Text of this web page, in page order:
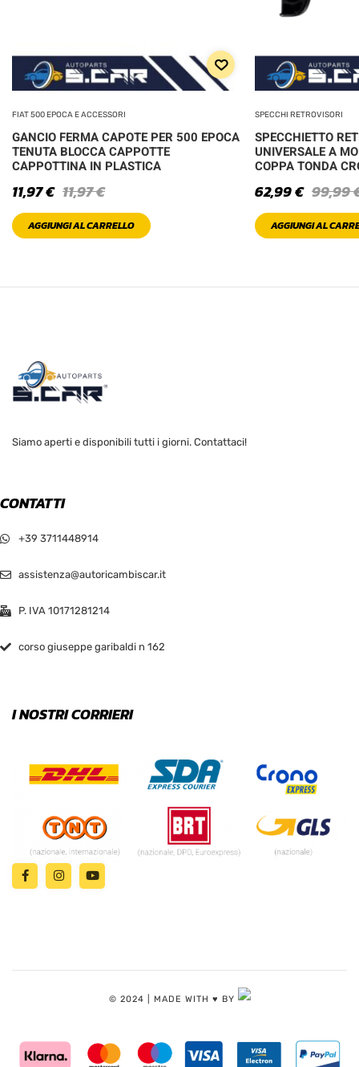
FIAT 500 EPOCA E ACCESSORI
GANCIO FERMA CAPOTE PER 500 EPOCA
TENUTA BLOCCA CAPPOTTE
CAPPOTTINA IN PLASTICA
11,97€
11,97€
AGGIUNGI AL CARRELLO
SPECCHI RETROVISORI
SPECCHIETTO
UNIVERSALE A
COPPA TONDA
99,99
62,99€
AGGIUNGI AL
Siamo aperti e disponibili tutti i giorni. Contattaci!
CONTATTI
+39 3711448914
assistenza@autoricambiscar.it
P. IVA 10171281214
corso giuseppe garibaldi n 162
I NOSTRI CORRIERI
© 2024 | MADE WITH ♥️ BY